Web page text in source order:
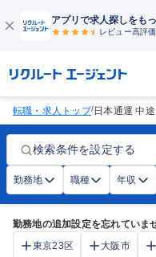
アプリで求人探しをも
レビュー高評価
転職・求人トップ/日本通運 中途
検索条件を設定する
勤務地 職種 年収
勤務地の追加設定を忘れていま
東京23区
大阪市